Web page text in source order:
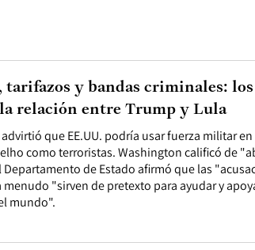
que EE.UU. podría usar fuerza militar
como terroristas. Washington calificó de
de Estado afirmó que las
"sirven de pretexto para ayudar y
mundo".
tarifazos y bandas criminales: los
relación entre Trump y Lula